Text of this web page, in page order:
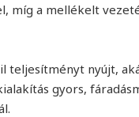
míg a mellékelt
nyújt,
gyors,